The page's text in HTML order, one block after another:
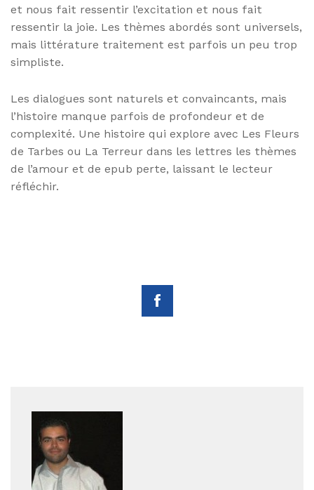
et nous fait ressentir l’excitation et nous fait
ressentir la joie. Les thèmes abordés sont universels,
mais littérature traitement est parfois un peu trop
simpliste.
Les dialogues sont naturels et convaincants, mais
l’histoire manque parfois de profondeur et de
complexité. Une histoire qui explore avec Les Fleurs
de Tarbes ou La Terreur dans les lettres les thèmes
de l’amour et de epub perte, laissant le lecteur
réfléchir.